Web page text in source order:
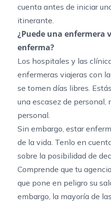
cuenta antes de iniciar
itinerante.
¿Puede una enfermera
enferma?
Los hospitales y las
enfermeras viajeras con
se tomen días libres.
una escasez de personal,
personal.
Sin embargo, estar
de la vida. Tenlo en
sobre la posibilidad de
Comprende que tu
que pone en peligro su
embargo, la mayoría de